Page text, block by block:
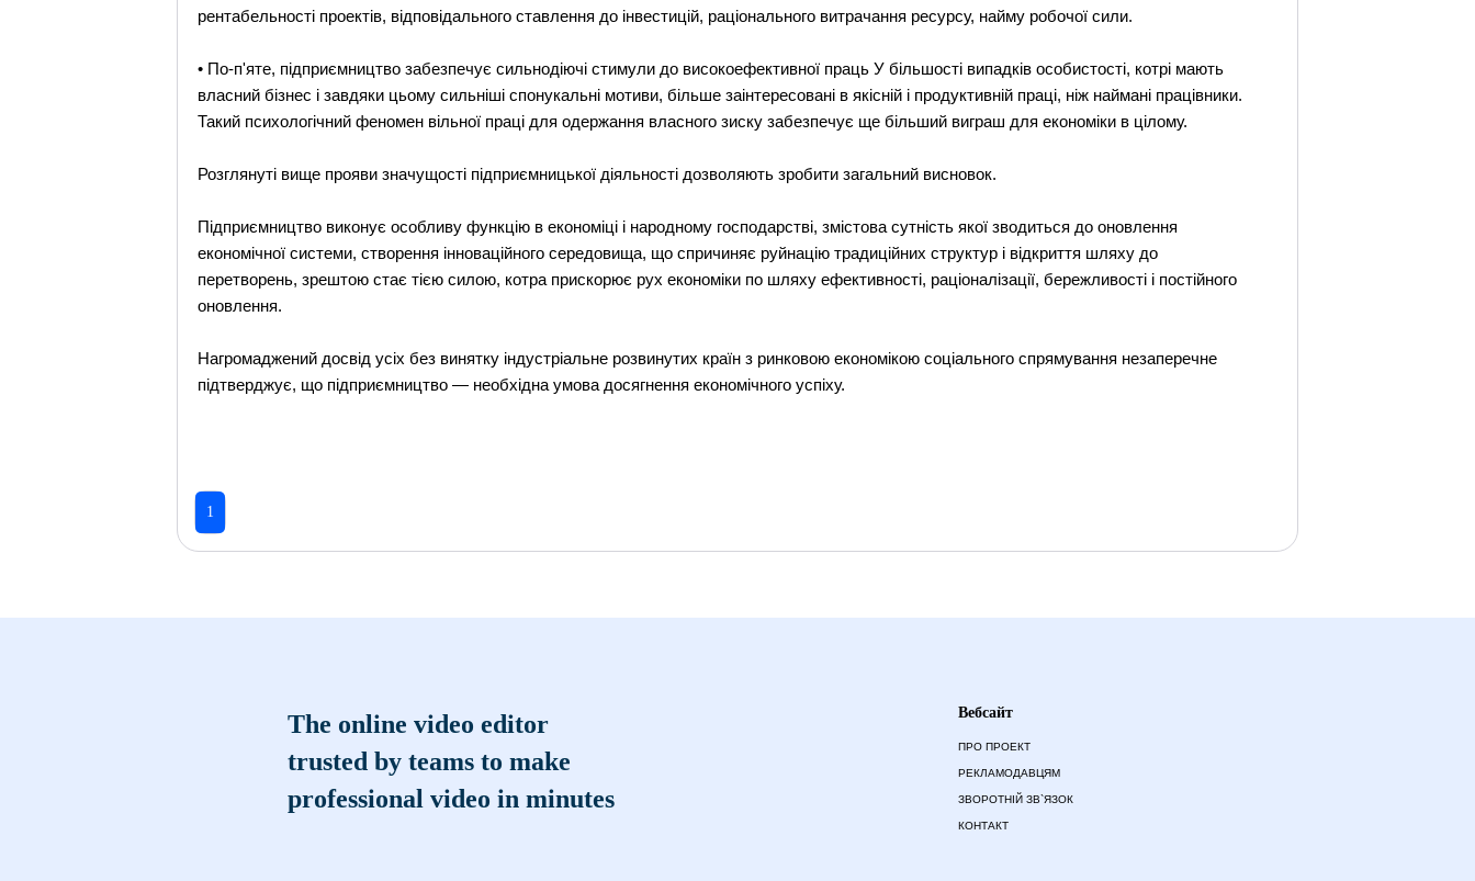
рентабельності проектів, відповідального ставлення до інвестицій, раціонального витрачання ресурсу, найму робочої сили.
• По-п'яте, підприємництво забезпечує сильнодіючі стимули до високоефективної праць У більшості випадків особистості, котрі мають
власний бізнес і завдяки цьому сильніші спонукальні мотиви, більше заінтересовані в якісній і продуктивній праці, ніж наймані працівники.
Такий психологічний феномен вільної праці для одержання власного зиску забезпечує ще більший виграш для економіки в цілому.
Розглянуті вище прояви значущості підприємницької діяльності дозволяють зробити загальний висновок.
Підприємництво виконує особливу функцію в економіці і народному господарстві, змістова сутність якої зводиться до оновлення
економічної системи, створення інноваційного середовища, що спричиняє руйнацію традиційних структур і відкриття шляху до
перетворень, зрештою стає тією силою, котра прискорює рух економіки по шляху ефективності, раціоналізації, бережливості і постійного
оновлення.
Нагромаджений досвід усіх без винятку індустріальне розвинутих країн з ринковою економікою соціального спрямування незаперечне
підтверджує, що підприємництво — необхідна умова досягнення економічного успіху.
1
The online video editor
trusted by teams to make
professional video in minutes
Вебсайт
ПРО ПРОЕКТ
РЕКЛАМОДАВЦЯМ
ЗВОРОТНІЙ ЗВ`ЯЗОК
КОНТАКТ